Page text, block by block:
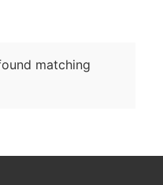
matching